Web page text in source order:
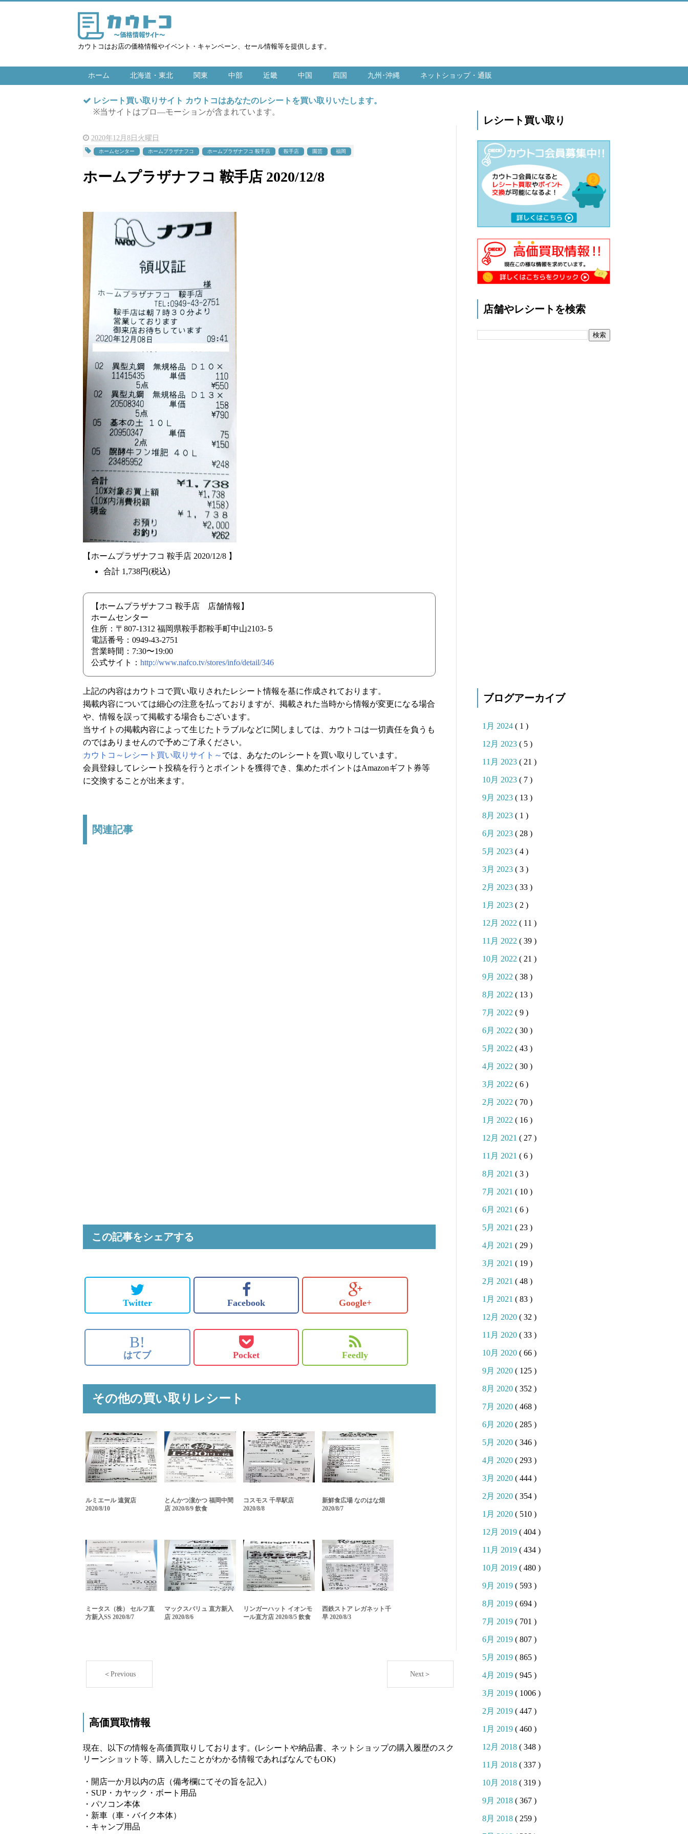
カウトコはお店の価格情報やイベント・キャンペーン、セール情報等を提供します。
ホーム 北海道・東北 関東 中部 近畿 中国 四国 九州･沖縄 ネットショップ・通販
レシート買い取りサイト カウトコはあなたのレシートを買い取りいたします。
※当サイトはプロ―モーションが含まれています。
2020年12月8日火曜日
ホームセンター ホームプラザナフコ ホームプラザナフコ 鞍手店 鞍手店 園芸 福岡
ホームプラザナフコ 鞍手店 2020/12/8
【ホームプラザナフコ 鞍手店 2020/12/8 】
合計 1,738円(税込)
【ホームプラザナフコ 鞍手店 店舗情報】
ホームセンター
住所：〒807-1312 福岡県鞍手郡鞍手町中山2103-５
電話番号：0949-43-2751
営業時間：7:30〜19:00
公式サイト： http://www.nafco.tv/stores/info/detail/346
上記の内容はカウトコで買い取りされたレシート情報を基に作成されております。
掲載内容については細心の注意を払っておりますが、掲載された当時から情報が変更になる場合
や、情報を誤って掲載する場合もございます。
当サイトの掲載内容によって生じたトラブルなどに関しましては、カウトコは一切責任を負うも
のではありませんので予めご了承ください。
カウトコ～レシート買い取りサイト～ では、あなたのレシートを買い取りしています。
会員登録してレシート投稿を行うとポイントを獲得でき、集めたポイントはAmazonギフト券等
に交換することが出来ます。
関連記事
この記事をシェアする
Twitter Facebook Google+
B!
はてブ Pocket Feedly
その他の買い取りレシート
ルミエール 遠賀店
2020/8/10
とんかつ濵かつ 福岡中間
店 2020/8/9 飲食
コスモス 千早駅店
2020/8/8
新鮮食広場 なのはな畑
2020/8/7
ミータス（株） セルフ直
方新入SS 2020/8/7
マックスバリュ 直方新入
店 2020/8/6
リンガーハット イオンモ
ール直方店 2020/8/5 飲食
西鉄ストア レガネット千
早 2020/8/3
＜Previous Next＞
高価買取情報
現在、以下の情報を高価買取りしております。(レシートや納品書、ネットショップの購入履歴のスク
リーンショット等、購入したことがわかる情報であればなんでもOK)
・開店一か月以内の店（備考欄にてその旨を記入）
・SUP・カヤック・ボート用品
・パソコン本体
・新車（車・バイク本体）
・キャンプ用品
レシート買い取り
店舗やレシートを検索
ブログアーカイブ
1月 2024 ( 1 )
12月 2023 ( 5 )
11月 2023 ( 21 )
10月 2023 ( 7 )
9月 2023 ( 13 )
8月 2023 ( 1 )
6月 2023 ( 28 )
5月 2023 ( 4 )
3月 2023 ( 3 )
2月 2023 ( 33 )
1月 2023 ( 2 )
12月 2022 ( 11 )
11月 2022 ( 39 )
10月 2022 ( 21 )
9月 2022 ( 38 )
8月 2022 ( 13 )
7月 2022 ( 9 )
6月 2022 ( 30 )
5月 2022 ( 43 )
4月 2022 ( 30 )
3月 2022 ( 6 )
2月 2022 ( 70 )
1月 2022 ( 16 )
12月 2021 ( 27 )
11月 2021 ( 6 )
8月 2021 ( 3 )
7月 2021 ( 10 )
6月 2021 ( 6 )
5月 2021 ( 23 )
4月 2021 ( 29 )
3月 2021 ( 19 )
2月 2021 ( 48 )
1月 2021 ( 83 )
12月 2020 ( 32 )
11月 2020 ( 33 )
10月 2020 ( 66 )
9月 2020 ( 125 )
8月 2020 ( 352 )
7月 2020 ( 468 )
6月 2020 ( 285 )
5月 2020 ( 346 )
4月 2020 ( 293 )
3月 2020 ( 444 )
2月 2020 ( 354 )
1月 2020 ( 510 )
12月 2019 ( 404 )
11月 2019 ( 434 )
10月 2019 ( 480 )
9月 2019 ( 593 )
8月 2019 ( 694 )
7月 2019 ( 701 )
6月 2019 ( 807 )
5月 2019 ( 865 )
4月 2019 ( 945 )
3月 2019 ( 1006 )
2月 2019 ( 447 )
1月 2019 ( 460 )
12月 2018 ( 348 )
11月 2018 ( 337 )
10月 2018 ( 319 )
9月 2018 ( 367 )
8月 2018 ( 259 )